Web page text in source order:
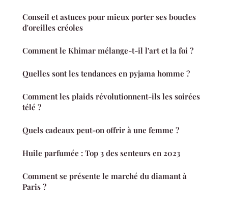
Conseil et astuces pour mieux porter ses boucles
d'oreilles créoles
Comment le Khimar mélange-t-il l'art et la foi ?
Quelles sont les tendances en pyjama homme ?
Comment les plaids révolutionnent-ils les soirées
télé ?
Quels cadeaux peut-on offrir à une femme ?
Huile parfumée : Top 3 des senteurs en 2023
Comment se présente le marché du diamant à
Paris ?